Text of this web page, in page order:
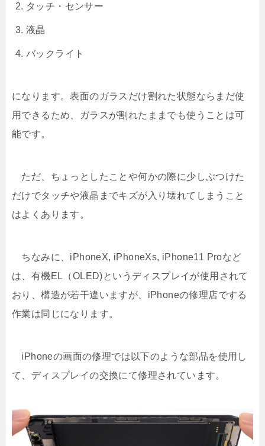
タッチ・センサー
液晶
バックライト
になります。表面のガラスだけ割れた状態ならまだ使
用できるため、ガラスが割れたままでも使うことは可
能です。
ただ、ちょっとしたことや何かの際に少しぶつけた
だけでタッチや液晶までキズが入り壊れてしまうこと
はよくあります。
ちなみに、iPhoneX, iPhoneXs, iPhone11 Proなど
は、有機EL（OLED)というディスプレイが使用されて
おり、構造が若干違いますが、iPhoneの修理店でする
作業は同じになります。
iPhoneの画面の修理では以下のような部品を使用し
て、ディスプレイの交換にて修理されています。